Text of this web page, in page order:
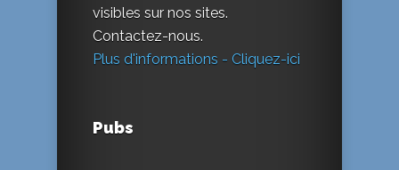
visibles sur nos sites.
Contactez-nous.
Plus d'informations - Cliquez-ici
Pubs